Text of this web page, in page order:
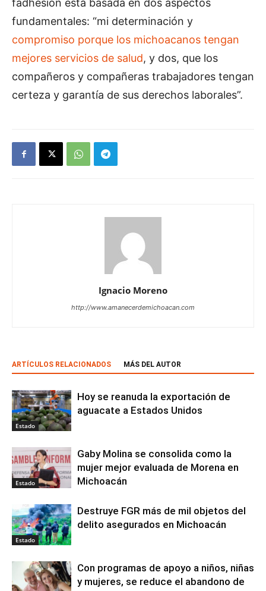
fadhesión está basada en dos aspectos
fundamentales: “mi determinación y
compromiso porque los michoacanos tengan
mejores servicios de salud, y dos, que los
compañeros y compañeras trabajadores tengan
certeza y garantía de sus derechos laborales”.
Ignacio Moreno
http://www.amanecerdemichoacan.com
ARTÍCULOS RELACIONADOS MÁS DEL AUTOR
Estado
Hoy se reanuda la exportación de
aguacate a Estados Unidos
Estado
Gaby Molina se consolida como la
mujer mejor evaluada de Morena en
Michoacán
Estado
Destruye FGR más de mil objetos del
delito asegurados en Michoacán
Con programas de apoyo a niños, niñas
y mujeres, se reduce el abandono de